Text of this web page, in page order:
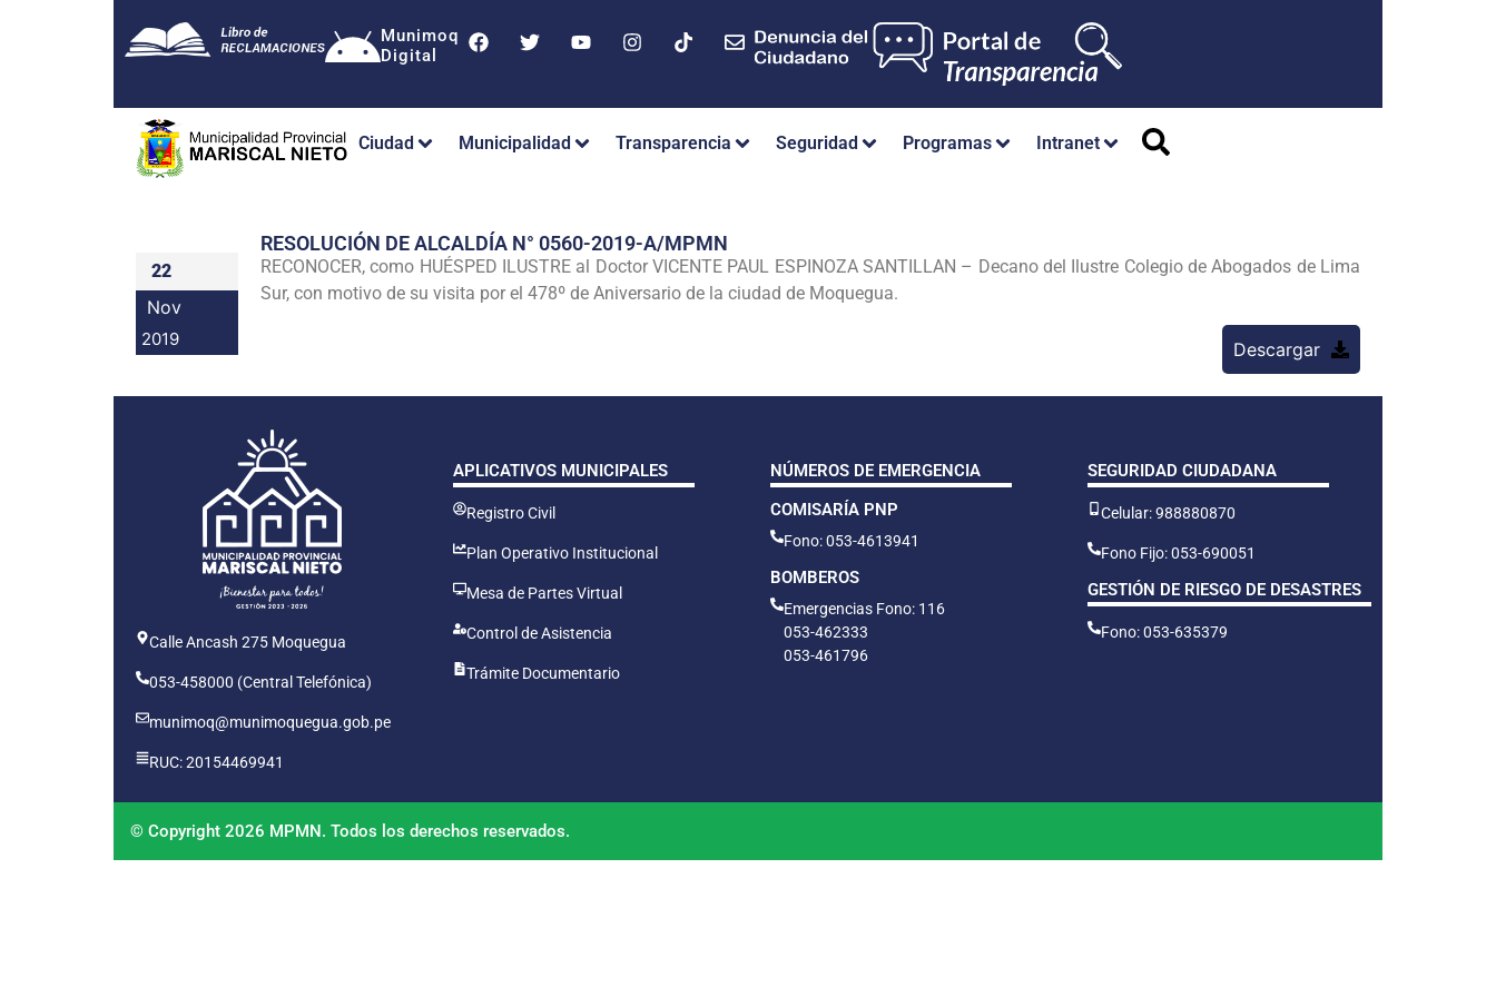
Munimoq
Digital
Ciudad Municipalidad Transparencia Seguridad Programas Intranet
22
Nov
2019
RESOLUCIÓN DE ALCALDÍA N° 0560-2019-A/MPMN
RECONOCER, como HUÉSPED ILUSTRE al Doctor VICENTE PAUL ESPINOZA SANTILLAN – Decano del Ilustre Colegio de Abogados de Lima
Sur, con motivo de su visita por el 478º de Aniversario de la ciudad de Moquegua.
Descargar
Calle Ancash 275 Moquegua
053-458000 (Central Telefónica)
munimoq@munimoquegua.gob.pe
RUC: 20154469941
APLICATIVOS MUNICIPALES
Registro Civil
Plan Operativo Institucional
Mesa de Partes Virtual
Control de Asistencia
Trámite Documentario
NÚMEROS DE EMERGENCIA
COMISARÍA PNP
Fono: 053-4613941
BOMBEROS
Emergencias Fono: 116
053-462333
053-461796
SEGURIDAD CIUDADANA
Celular: 988880870
Fono Fijo: 053-690051
GESTIÓN DE RIESGO DE DESASTRES
Fono: 053-635379
© Copyright 2026 MPMN. Todos los derechos reservados.